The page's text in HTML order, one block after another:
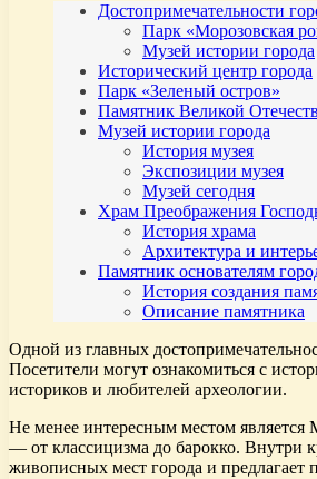
Достопримечательности
Парк «Морозовская
Музей истории города
Исторический центр города
Парк «Зеленый остров»
Памятник Великой
Музей истории города
История музея
Экспозиции музея
Музей сегодня
Храм Преображения
История храма
Архитектура и
Памятник основателям
История создания
Описание памятника
Одной из главных
Посетители могут ознакомиться с
историков и любителей археологии.
Не менее интересным местом
— от классицизма до барокко. Внутри
живописных мест города и